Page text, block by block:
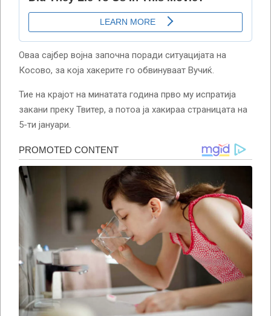
Оваа сајбер војна започна поради ситуацијата на
Косово, за која хакерите го обвинуваат Вучиќ.
Тие на крајот на минатата година прво му испратија
закани преку Твитер, а потоа ја хакираа страницата на
5-ти јануари.